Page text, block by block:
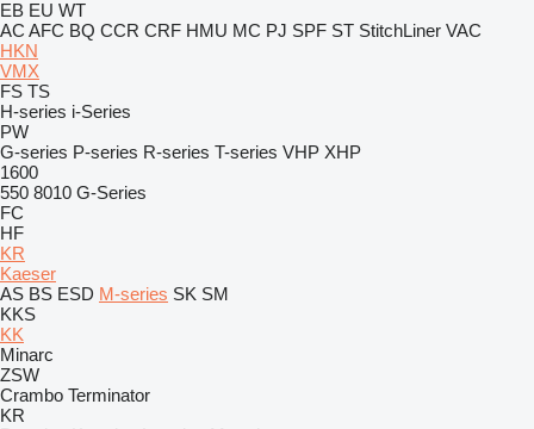
EB EU WT
AC AFC BQ CCR CRF HMU MC PJ SPF ST StitchLiner VAC
HKN
VMX
FS TS
H-series i-Series
PW
G-series P-series R-series T-series VHP XHP
1600
550 8010 G-Series
FC
HF
KR
Kaeser
AS BS ESD M-series SK SM
KKS
KK
Minarc
ZSW
Crambo Terminator
KR